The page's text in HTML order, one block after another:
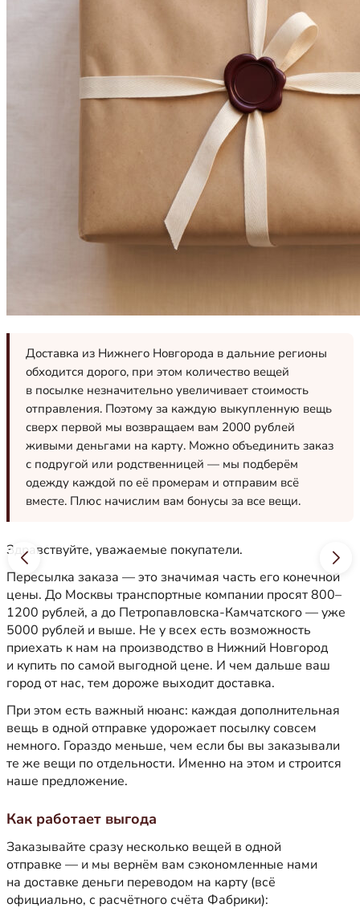
Доставка из Нижнего Новгорода в дальние регионы
обходится дорого, при этом количество вещей
в посылке незначительно увеличивает стоимость
отправления. Поэтому за каждую выкупленную вещь
сверх первой мы возвращаем вам 2000 рублей
живыми деньгами на карту. Можно объединить заказ
с подругой или родственницей — мы подберём
одежду каждой по её промерам и отправим всё
вместе. Плюс начислим вам бонусы за все вещи.
Здравствуйте, уважаемые покупатели.
Пересылка заказа — это значимая часть его конечной
цены. До Москвы транспортные компании просят 800–
1200 рублей, а до Петропавловска-Камчатского — уже
5000 рублей и выше. Не у всех есть возможность
приехать к нам на производство в Нижний Новгород
и купить по самой выгодной цене. И чем дальше ваш
город от нас, тем дороже выходит доставка.
При этом есть важный нюанс: каждая дополнительная
вещь в одной отправке удорожает посылку совсем
немного. Гораздо меньше, чем если бы вы заказывали
те же вещи по отдельности. Именно на этом и строится
наше предложение.
Как работает выгода
Заказывайте сразу несколько вещей в одной
отправке — и мы вернём вам сэкономленные нами
на доставке деньги переводом на карту (всё
официально, с расчётного счёта Фабрики):